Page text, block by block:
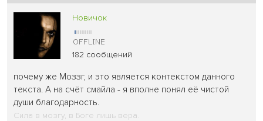
Новичок
182 сообщений
почему же Моззг, и это является контекстом данного
текста. А на счёт смайла - я вполне понял её чистой
души благодарность.
Сила в мозгу, в Боге лишь вера.